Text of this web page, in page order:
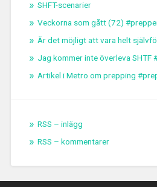
SHFT-scenarier
Veckorna som gått (72)
Är det möjligt att vara helt
Jag kommer inte överleva SHTF
Artikel i Metro om prepping
RSS – inlägg
RSS – kommentarer